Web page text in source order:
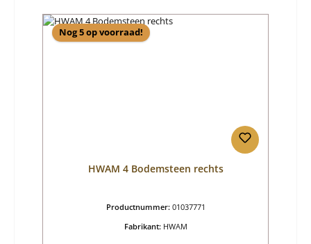
Nog 5 op voorraad!
HWAM 4 Bodemsteen rechts
Productnummer: 01037771
Fabrikant: HWAM